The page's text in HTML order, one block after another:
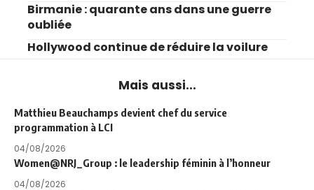
Birmanie : quarante ans dans une guerre
oubliée
Hollywood continue de réduire la voilure
Mais aussi...
Matthieu Beauchamps devient chef du service
programmation à LCI
04/08/2026
Women@NRJ_Group : le leadership féminin à l’honneur
04/08/2026